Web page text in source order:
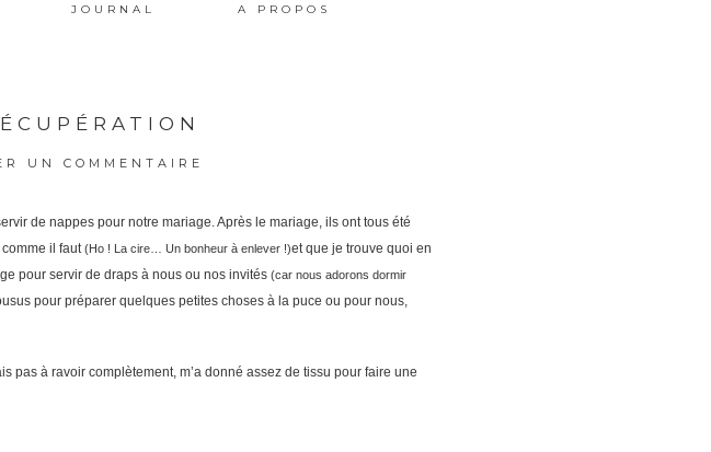
JOURNAL A PROPOS
UN COMMENTAIRE
de nappes pour notre mariage. Après le mariage, ils ont tous été
il faut (Ho ! La cire… Un bonheur à enlever !)et que je trouve quoi en
pour servir de draps à nous ou nos invités (car nous adorons dormir
pour préparer quelques petites choses à la puce ou pour nous,
pas à ravoir complètement, m’a donné assez de tissu pour faire une